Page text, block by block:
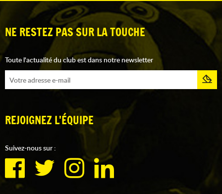
NE RESTEZ PAS SUR LA TOUCHE
Toute l'actualité du club est dans notre newsletter
REJOIGNEZ L'ÉQUIPE
Suivez-nous sur :